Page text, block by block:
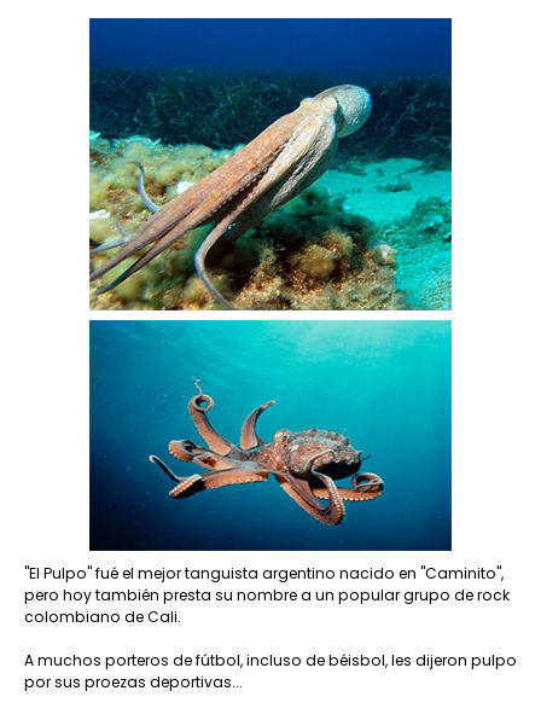
"El Pulpo" fué el mejor tanguista argentino nacido en "Caminito",
pero hoy también presta su nombre a un popular grupo de rock
colombiano de Cali.
A muchos porteros de fútbol, incluso de béisbol, les dijeron pulpo
por sus proezas deportivas...